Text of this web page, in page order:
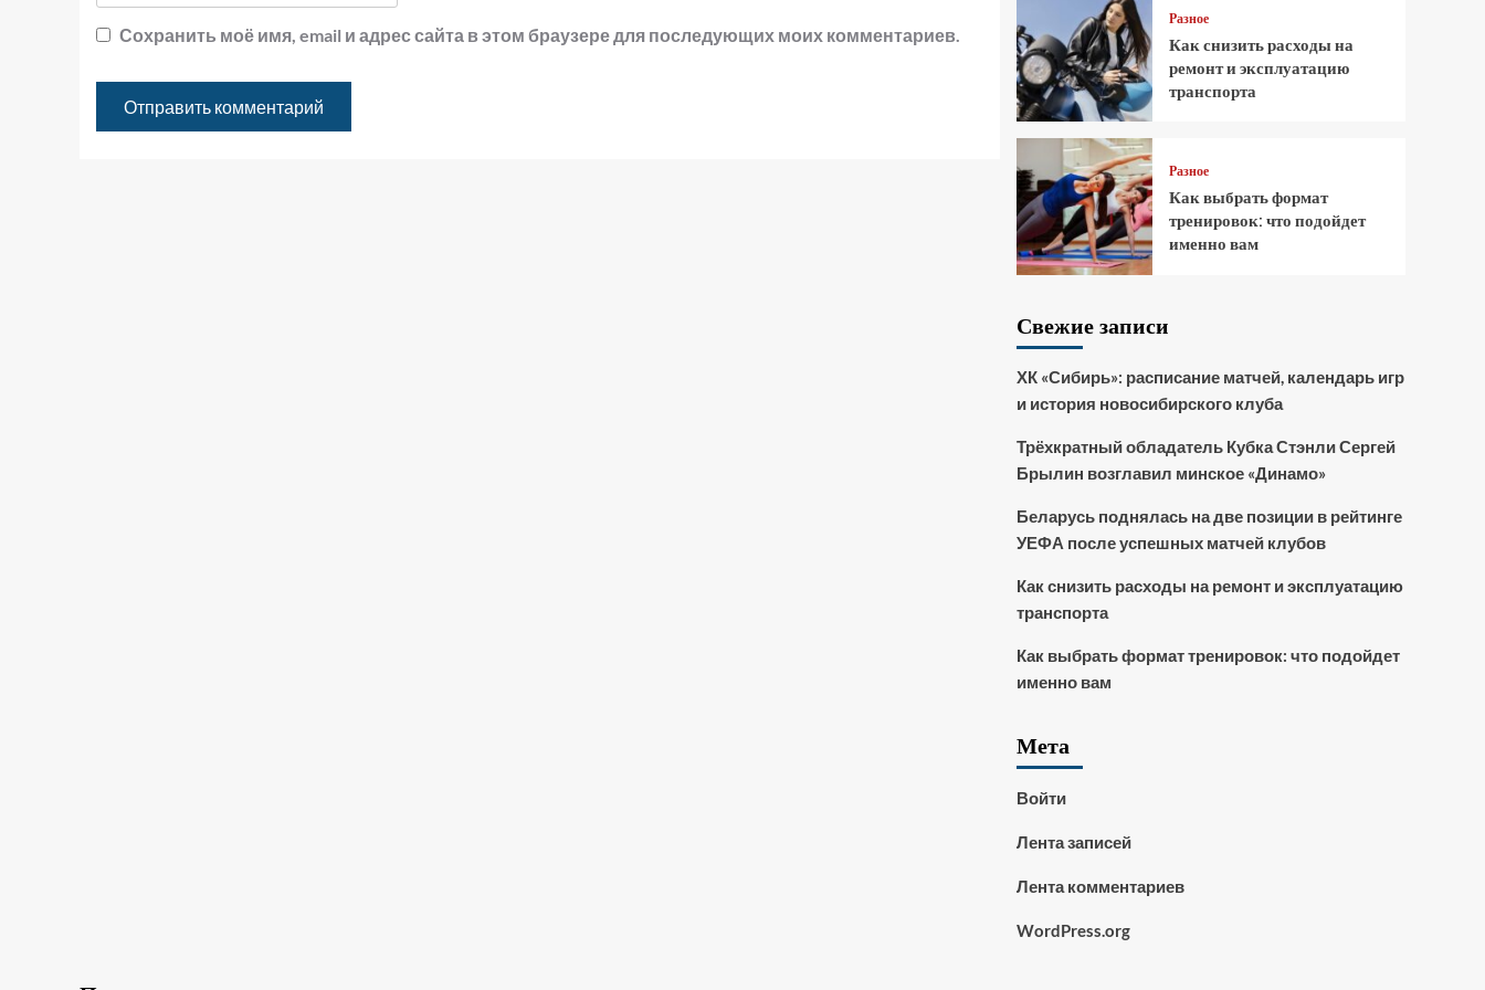
Сохранить моё имя, email и адрес сайта в этом браузере для последующих моих комментариев.
Разное
Как снизить расходы на
ремонт и эксплуатацию
транспорта
Разное
Как выбрать формат
тренировок: что подойдет
именно вам
Свежие записи
ХК «Сибирь»: расписание матчей, календарь игр
и история новосибирского клуба
Трёхкратный обладатель Кубка Стэнли Сергей
Брылин возглавил минское «Динамо»
Беларусь поднялась на две позиции в рейтинге
УЕФА после успешных матчей клубов
Как снизить расходы на ремонт и эксплуатацию
транспорта
Как выбрать формат тренировок: что подойдет
именно вам
Мета
Войти
Лента записей
Лента комментариев
WordPress.org